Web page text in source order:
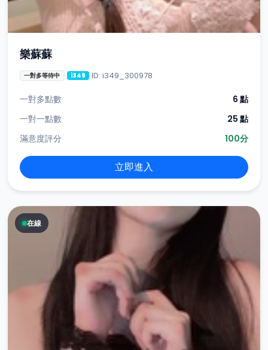
樂蘇蘇
一對多等待中 i349 ID: i349_300978
一對多點數
6 點
一對一點數
25 點
滿意度評分
100分
立即進入
在線